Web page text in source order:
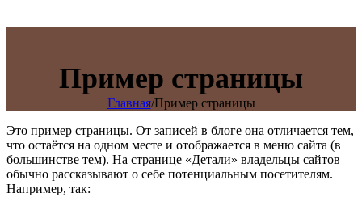
Пример страницы
Главная/Пример страницы
Это пример страницы. От записей в блоге она отличается тем,
что остаётся на одном месте и отображается в меню сайта (в
большинстве тем). На странице «Детали» владельцы сайтов
обычно рассказывают о себе потенциальным посетителям.
Например, так: